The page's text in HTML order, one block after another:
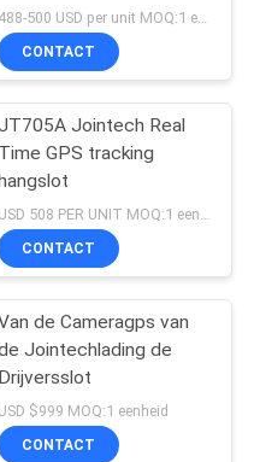
GPS het Volgen plaatsen488-500 USD per unit MOQ:1 eenheid
CONTACT
Jointech Real
Time GPS tracking
hangslot
USD 508 PER UNIT MOQ:1 eenheid
CONTACT
de Cameragps van
Jointechlading de
Drijversslot
USD $999 MOQ:1 eenheid
CONTACT